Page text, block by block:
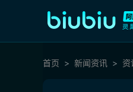
首页 新闻资讯 资